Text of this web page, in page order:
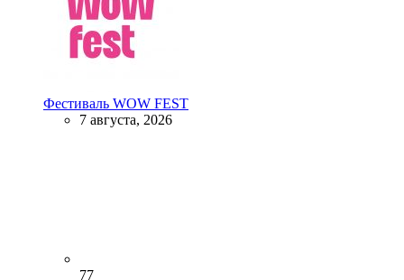
Фестиваль WOW FEST
7 августа, 2026
77